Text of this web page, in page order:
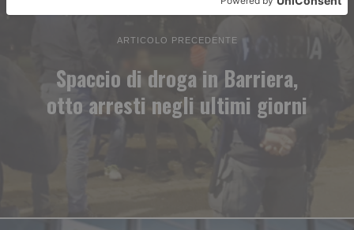
ARTICOLO PRECEDENTE
Spaccio di droga in Barriera,
otto arresti negli ultimi giorni